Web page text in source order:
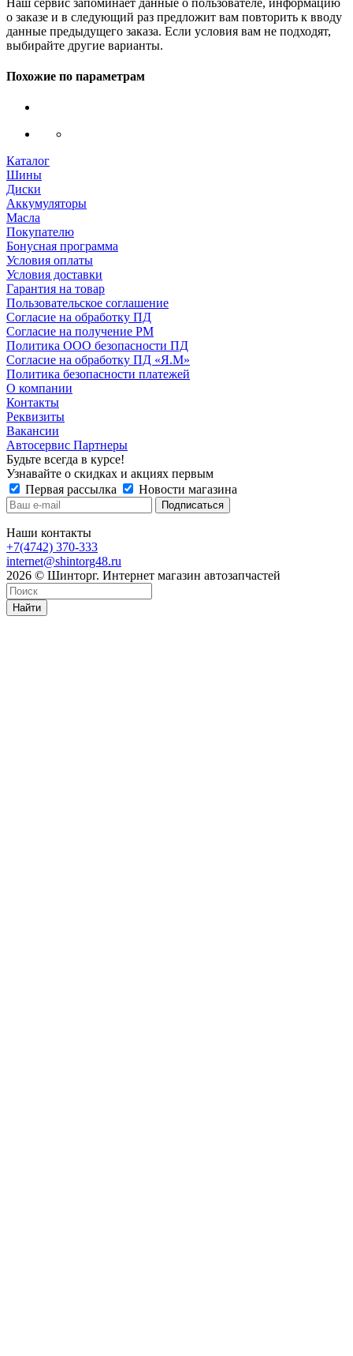
Наш сервис запоминает данные о пользователе, информацию
о заказе и в следующий раз предложит вам повторить к вводу
данные предыдущего заказа. Если условия вам не подходят,
выбирайте другие варианты.
Похожие по параметрам
Каталог
Шины
Диски
Аккумуляторы
Масла
Покупателю
Бонусная программа
Условия оплаты
Условия доставки
Гарантия на товар
Пользовательское соглашение
Согласие на обработку ПД
Согласие на получение РМ
Политика ООО безопасности ПД
Согласие на обработку ПД «Я.М»
Политика безопасности платежей
О компании
Контакты
Реквизиты
Вакансии
Автосервис Партнеры
Будьте всегда в курсе!
Узнавайте о скидках и акциях первым
Первая рассылка
Новости магазина
Наши контакты
+7(4742) 370-333
internet@shintorg48.ru
2026 © Шинторг. Интернет магазин автозапчастей
Найти